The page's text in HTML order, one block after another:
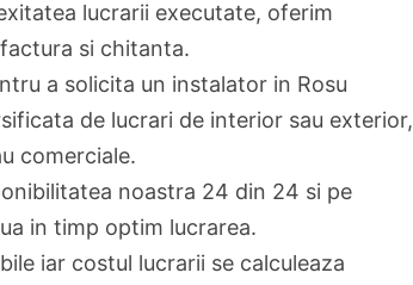
lucrarii executate, oferim
si chitanta.
a solicita un instalator in Rosu
de lucrari de interior sau exterior,
comerciale.
noastra 24 din 24 si pe
in timp optim lucrarea.
iar costul lucrarii se calculeaza